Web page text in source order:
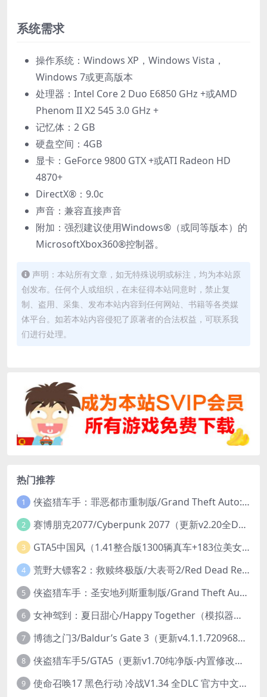
系统需求
操作系统：Windows XP，Windows Vista，
Windows 7或更高版本
处理器：Intel Core 2 Duo E6850 GHz +或AMD
Phenom II X2 545 3.0 GHz +
记忆体：2 GB
硬盘空间：4GB
显卡：GeForce 9800 GTX +或ATI Radeon HD
4870+
DirectX®：9.0c
声音：兼容直接声音
附加：强烈建议使用Windows®（或同等版本）的
MicrosoftXbox360®控制器。
声明：本站所有文章，如无特殊说明或标注，均为本站原
创发布。任何个人或组织，在未征得本站同意时，禁止复
制、盗用、采集、发布本站内容到任何网站、书籍等各类媒
体平台。如若本站内容侵犯了原著者的合法权益，可联系我
们进行处理。
热门推荐
1 侠盗猎车手：罪恶都市重制版/Grand Theft Auto: Vice City – The Definitive Edition
2 赛博朋克2077/Cyberpunk 2077（更新v2.20全DLC）
3 GTA5中国风（1.41整合版1300辆真车+183位美女与英雄+200%存档）
4 荒野大镖客2：救赎终极版/大表哥2/Red Dead Redemption 2: Ultimate Edition（更新v1491.50终极版）
5 侠盗猎车手：圣安地列斯重制版/Grand Theft Auto: San Andreas – The Definitive Edition（更新v1.113.49697469）
6 女神驾到：夏日甜心/Happy Together（模拟器版-升级豪华终极珍藏版+全DLC）
7 博德之门3/Baldur’s Gate 3（更新v4.1.1.7209685）
8 侠盗猎车手5/GTA5（更新v1.70纯净版-内置修改器+通关存档）
9 使命召唤17 黑色行动 冷战V1.34 全DLC 官方中文版COD17